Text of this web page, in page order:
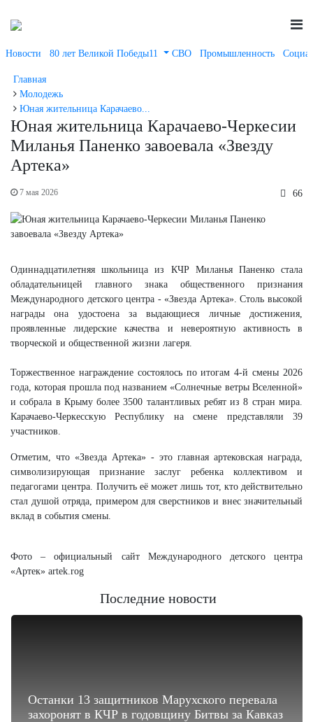
Новости 80 лет Великой Победы11 СВО Промышленность
Главная
Молодежь
Юная жительница Карачаево...
Юная жительница Карачаево-Черкесии
Миланья Паненко завоевала «Звезду
Артека»
7 мая 2026 66
Одиннадцатилетняя школьница из КЧР Миланья Паненко стала
обладательницей главного знака общественного признания
Международного детского центра - «Звезда Артека». Столь высокой
награды она удостоена за выдающиеся личные достижения,
проявленные лидерские качества и невероятную активность в
творческой и общественной жизни лагеря.
Торжественное награждение состоялось по итогам 4-й смены 2026
года, которая прошла под названием «Солнечные ветры Вселенной»
и собрала в Крыму более 3500 талантливых ребят из 8 стран мира.
Карачаево-Черкесскую Республику на смене представляли 39
участников.
Отметим, что «Звезда Артека» - это главная артековская награда,
символизирующая признание заслуг ребенка коллективом и
педагогами центра. Получить её может лишь тот, кто действительно
стал душой отряда, примером для сверстников и внес значительный
вклад в события смены.
Фото – официальный сайт Международного детского центра
«Артек» artek.rog
Последние новости
Останки 13 защитников Марухского перевала
захоронят в КЧР в годовщину Битвы за Кавказ